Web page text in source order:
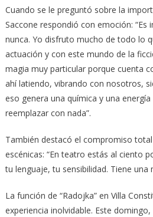
Cuando se le preguntó sobre la
Saccone respondió con emoción: “Es
nunca. Yo disfruto mucho de todo lo
actuación y con este mundo de la
magia muy particular porque cuenta
ahí latiendo, vibrando con nosotros,
eso genera una química y una
reemplazar con nada”.
También destacó el compromiso
escénicas: “En teatro estás al ciento
tu lenguaje, tu sensibilidad. Tiene una
La función de “Radojka” en Villa
experiencia inolvidable. Este